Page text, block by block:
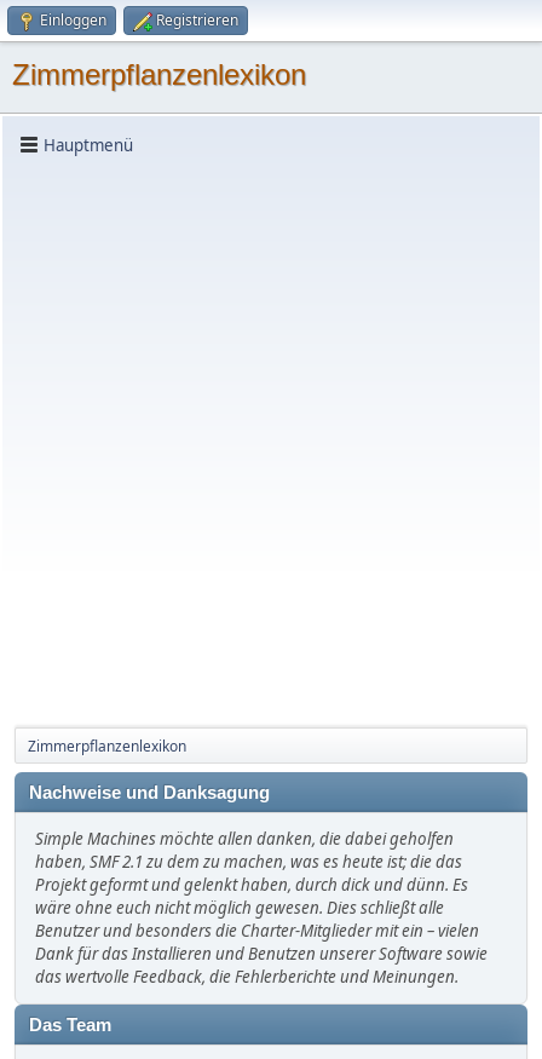
Einloggen Registrieren
Zimmerpflanzenlexikon
Hauptmenü
Zimmerpflanzenlexikon
Nachweise und Danksagung
Simple Machines möchte allen danken, die dabei geholfen
haben, SMF 2.1 zu dem zu machen, was es heute ist; die das
Projekt geformt und gelenkt haben, durch dick und dünn. Es
wäre ohne euch nicht möglich gewesen. Dies schließt alle
Benutzer und besonders die Charter-Mitglieder mit ein – vielen
Dank für das Installieren und Benutzen unserer Software sowie
das wertvolle Feedback, die Fehlerberichte und Meinungen.
Das Team